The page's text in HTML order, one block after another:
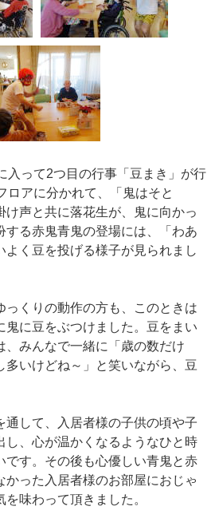
入って2つ目の行事「豆まき」が行
ロアに分かれて、「鬼はそと
け声と共に落花生が、鬼に向かっ
する赤鬼青鬼の登場には、「わあ
よく豆を投げる様子が見られまし
っくりの動作の方も、このときは
鬼に豆をぶつけました。豆をまい
、みんなで一緒に「歳の数だけ
多いけどね～」と笑いながら、豆
通して、入居者様の子供の頃や子
し、心が温かくなるようなひと時
です。その後も心優しい青鬼と赤
かった入居者様のお部屋におじゃ
味わって頂きました。